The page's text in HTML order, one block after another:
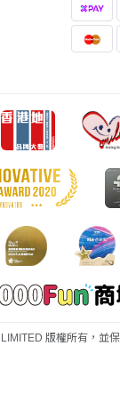
版權所有，並